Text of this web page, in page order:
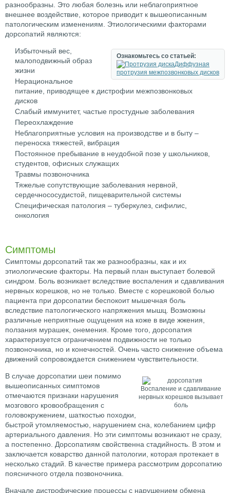
разнообразны. Это любая болезнь или неблагоприятное
внешнее воздействие, которое приводит к вышеописанным
патологическим изменениям. Этиологическими факторами
дорсопатий являются:
Ознакомьтесь со статьей:
Диффузная
протрузия межпозвонковых дисков
Избыточный вес,
малоподвижный образ
жизни
Нерациональное
питание, приводящее к дистрофии межпозвонковых
дисков
Слабый иммунитет, частые простудные заболевания
Переохлаждение
Неблагоприятные условия на производстве и в быту –
переноска тяжестей, вибрация
Постоянное пребывание в неудобной позе у школьников,
студентов, офисных служащих
Травмы позвоночника
Тяжелые сопутствующие заболевания нервной,
сердечнососудистой, пищеварительной системы
Специфическая патология – туберкулез, сифилис,
онкология
Симптомы
Симптомы дорсопатий так же разнообразны, как и их
этиологические факторы. На первый план выступает болевой
синдром. Боль возникает вследствие воспаления и сдавливания
нервных корешков, но не только. Вместе с корешковой болью
пациента при дорсопатии беспокоит мышечная боль
вследствие патологического напряжения мышц. Возможны
различные неприятные ощущения на коже в виде жжения,
ползания мурашек, онемения. Кроме того, дорсопатия
характеризуется ограничением подвижности не только
позвоночника, но и конечностей. Очень часто снижение объема
движений сопровождается снижением чувствительности.
Воспаление и сдавливание
нервных корешков вызывает
боль
В случае дорсопатии шеи помимо
вышеописанных симптомов
отмечаются признаки нарушения
мозгового кровообращения с
головокружением, шаткостью походки,
быстрой утомляемостью, нарушением сна, колебанием цифр
артериального давления. Но эти симптомы возникают не сразу,
а постепенно. Дорсопатиям свойственна стадийность. В этом и
заключается коварство данной патологии, которая протекает в
несколько стадий. В качестве примера рассмотрим дорсопатию
поясничного отдела позвоночника.
Вначале дистрофические процессы с нарушением обмена